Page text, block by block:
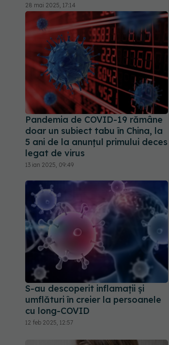
28 mai 2025, 17:14
Pandemia de COVID-19 rămâne
doar un subiect tabu în China, la
5 ani de la anunțul primului deces
legat de virus
13 ian 2025, 09:49
S-au descoperit inflamaţii și
umflături în creier la persoanele
cu long-COVID
12 feb 2025, 12:57